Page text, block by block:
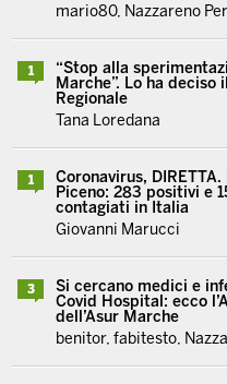
mario80, Nazzareno
1
“Stop alla
Marche”. Lo ha
Regionale
Tana Loredana
1
Coronavirus,
Piceno: 283 positivi e
contagiati in Italia
Giovanni Marucci
3
Si cercano medici e
Covid Hospital: ecco
dell’Asur Marche
benitor, fabitesto,